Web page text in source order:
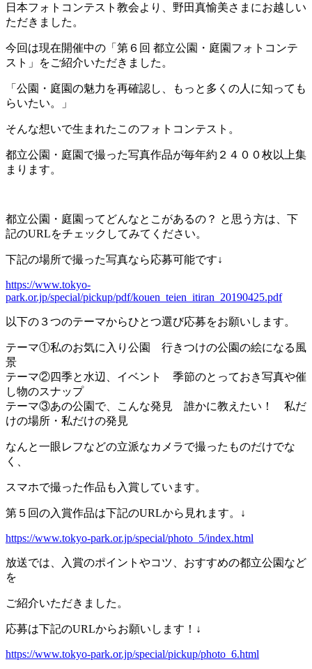
日本フォトコンテスト教会より、野田真愉美さまにお越しい
ただきました。
今回は現在開催中の「第６回 都立公園・庭園フォトコンテ
スト」をご紹介いただきました。
「公園・庭園の魅力を再確認し、もっと多くの人に知っても
らいたい。」
そんな想いで生まれたこのフォトコンテスト。
都立公園・庭園で撮った写真作品が毎年約２４００枚以上集
まります。
都立公園・庭園ってどんなとこがあるの？ と思う方は、下
記のURLをチェックしてみてください。
下記の場所で撮った写真なら応募可能です↓
https://www.tokyo-
park.or.jp/special/pickup/pdf/kouen_teien_itiran_20190425.pdf
以下の３つのテーマからひとつ選び応募をお願いします。
テーマ①私のお気に入り公園 行きつけの公園の絵になる風
景
テーマ②四季と水辺、イベント 季節のとっておき写真や催
し物のスナップ
テーマ③あの公園で、こんな発見 誰かに教えたい！ 私だ
けの場所・私だけの発見
なんと一眼レフなどの立派なカメラで撮ったものだけでな
く、
スマホで撮った作品も入賞しています。
第５回の入賞作品は下記のURLから見れます。↓
https://www.tokyo-park.or.jp/special/photo_5/index.html
放送では、入賞のポイントやコツ、おすすめの都立公園など
を
ご紹介いただきました。
応募は下記のURLからお願いします！↓
https://www.tokyo-park.or.jp/special/pickup/photo_6.html